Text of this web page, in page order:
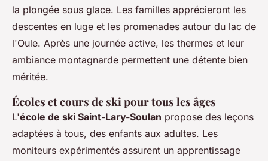
la plongée sous glace. Les familles apprécieront les
descentes en luge et les promenades autour du lac de
l'Oule. Après une journée active, les thermes et leur
ambiance montagnarde permettent une détente bien
méritée.
Écoles et cours de ski pour tous les âges
L'école de ski Saint-Lary-Soulan propose des leçons
adaptées à tous, des enfants aux adultes. Les
moniteurs expérimentés assurent un apprentissage